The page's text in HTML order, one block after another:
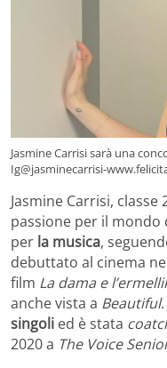
Jasmine Carrisi sarà una
Ig@jasminecarrisi-
Jasmine Carrisi,
passione per il
per la musica,
debuttato al cinema
film La dama e
anche vista a Beautiful
singoli ed è stata
2020 a The Voice